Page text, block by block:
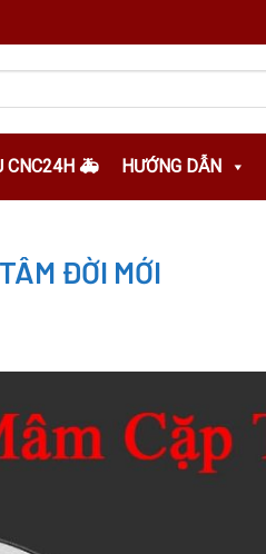
CNC24H 🚑 HƯỚNG DẪN
ĐỜI MỚI